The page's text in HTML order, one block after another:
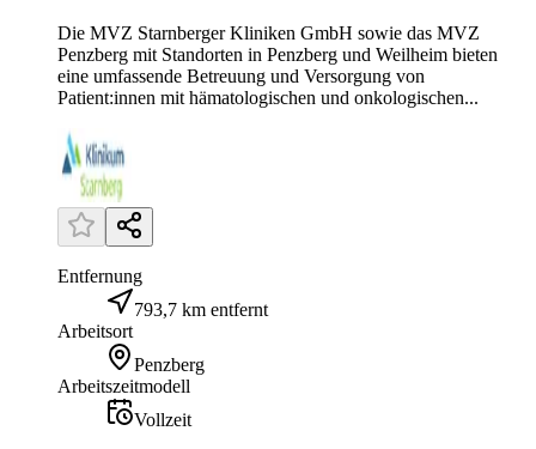
Die MVZ Starnberger Kliniken GmbH sowie das MVZ
Penzberg mit Standorten in Penzberg und Weilheim bieten
eine umfassende Betreuung und Versorgung von
Patient:innen mit hämatologischen und onkologischen...
Entfernung
793,7 km entfernt
Arbeitsort
Penzberg
Arbeitszeitmodell
Vollzeit